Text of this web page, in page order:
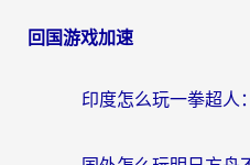
回国游戏加速